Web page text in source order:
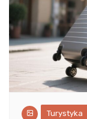
Turystyka